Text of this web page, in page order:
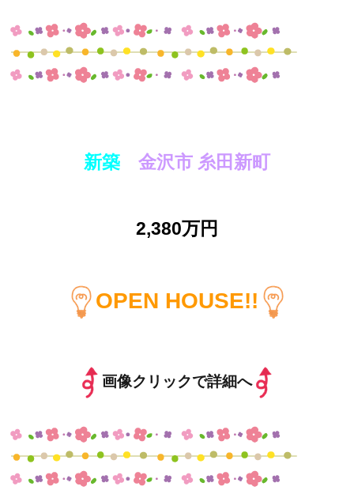
新築金沢市 糸田新町
2,380万円
OPEN HOUSE!!
画像クリックで詳細へ